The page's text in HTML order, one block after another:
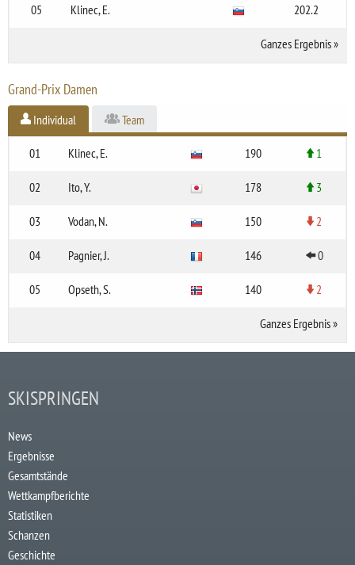
05 Klinec, E. 202.2
Ganzes Ergebnis»
Grand-Prix Damen
Individual Team
01 Klinec, E. 190 1
02 Ito, Y. 178 3
03 Vodan, N. 150 2
04 Pagnier, J. 146 0
05 Opseth, S. 140 2
Ganzes Ergebnis»
SKISPRINGEN
News
Ergebnisse
Gesamtstände
Wettkampfberichte
Statistiken
Schanzen
Geschichte